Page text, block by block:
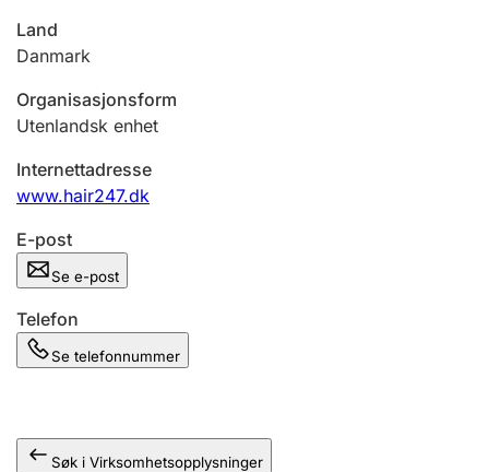
Andre tema
Land
Danmark
Organisasjonsform
Utenlandsk enhet
Internettadresse
www.hair247.dk
E-post
Se e-post
Telefon
Se telefonnummer
Søk i Virksomhetsopplysninger